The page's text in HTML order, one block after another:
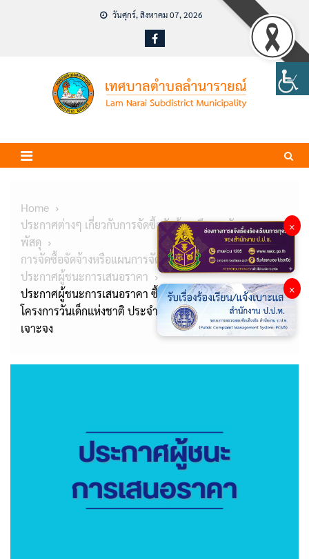
วันศุกร์, สิงหาคม 07, 2026
Home
ประกาศต่างๆ เกี่ยวกับการจัดซื้อจัดจ้างหรือการจัดหา
พัสดุ
การจัดซื้อจัดจ้างหรือแผนการจัดหาพัสดุ
ประกาศผู้ชนะการเสนอราคา
ประกาศผู้ชนะการเสนอราคา ซื้อของขวัญของรางวัลงาน
โครงการวันเด็กแห่งชาติ ประจำปี 2569 โดยวิธีเฉพาะ
เจาะจง
×
×